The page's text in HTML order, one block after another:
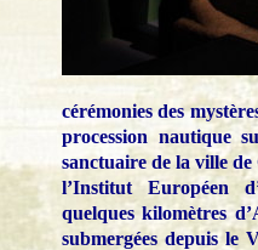
cérémonies des
procession nautique
sanctuaire de la ville
l’Institut Européen
quelques kilomètres
submergées depuis le